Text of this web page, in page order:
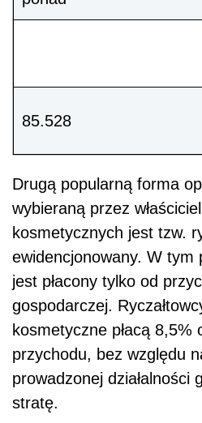
85.528
Drugą popularną forma
wybieraną przez
kosmetycznych jest tzw.
ewidencjonowany. W tym
jest płacony tylko od
gospodarczej.
kosmetyczne płacą 8,5%
przychodu, bez względu
prowadzonej działalności
stratę.